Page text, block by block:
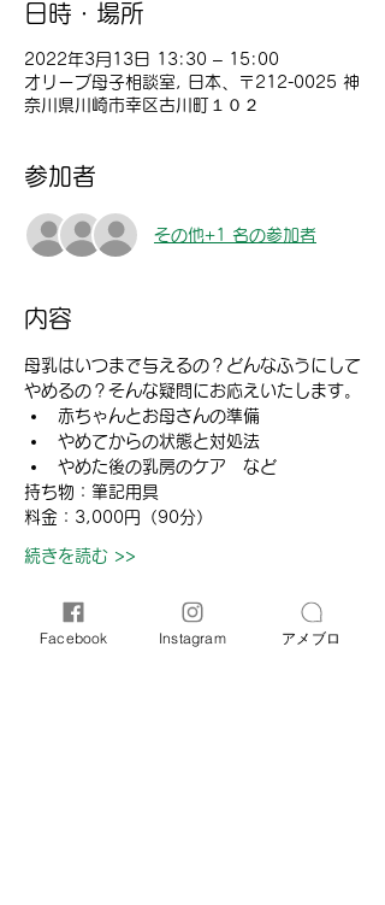
日時・場所
2022年3月13日 13:30 – 15:00
オリーブ母子相談室, 日本、〒212-0025 神
奈川県川崎市幸区古川町１０２
参加者
その他+1 名の参加者
内容
母乳はいつまで与えるの？どんなふうにして
やめるの？そんな疑問にお応えいたします。
赤ちゃんとお母さんの準備
やめてからの状態と対処法
やめた後の乳房のケア　など
​​持ち物：筆記用具
料金​：3,000円（90分）
続きを読む >>
Facebook Instagram アメブロ